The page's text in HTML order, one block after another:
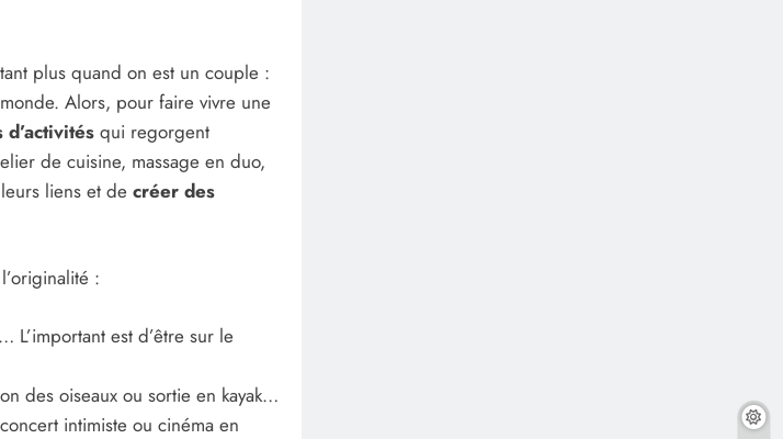
plus quand on est un couple :
Alors, pour faire vivre une
qui regorgent
de cuisine, massage en duo,
liens et de créer des
:
L’important est d’être sur le
des oiseaux ou sortie en kayak…
intimiste ou cinéma en